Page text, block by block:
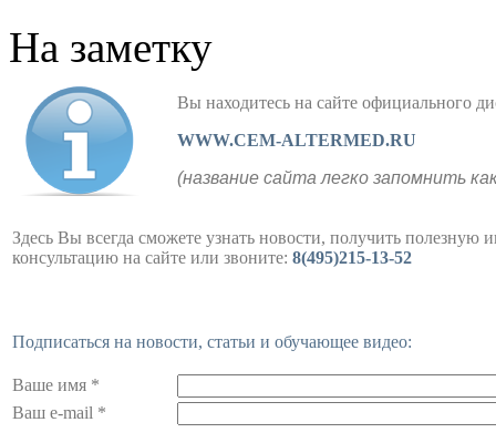
На заметку
Вы находитесь на сайте
WWW.CEM-ALTERMED.RU
(название сайта легко запомнить
Здесь Вы всегда сможете узнать новости, получить
консультацию на сайте или звоните: 8(495)215-13-52
Подписаться на новости, статьи и обучающее видео:
Ваше имя *
Ваш e-mail *